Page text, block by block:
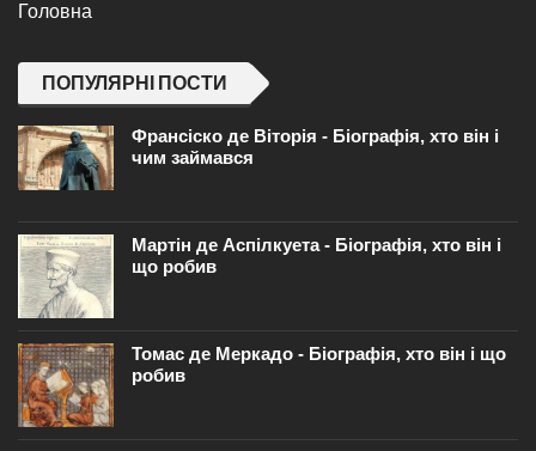
Головна
ПОПУЛЯРНІ ПОСТИ
Франсіско де Віторія - Біографія, хто він і
чим займався
Мартін де Аспілкуета - Біографія, хто він і
що робив
Томас де Меркадо - Біографія, хто він і що
робив